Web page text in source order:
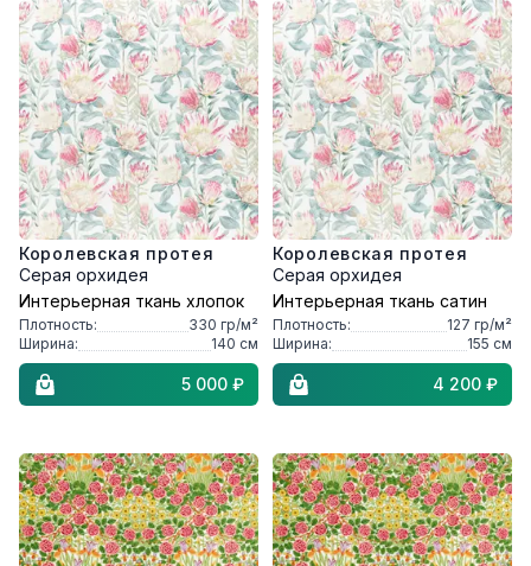
Королевская протея
Серая орхидея
Интерьерная ткань хлопок
Плотность: 330 гр/м²
Ширина:
140 см
5 000 ₽
Королевская протея
Серая орхидея
Интерьерная ткань сатин
Плотность: 127 гр/м²
Ширина:
155 см
4 200 ₽